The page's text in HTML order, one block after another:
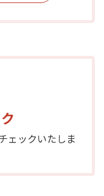
ェックいたしま